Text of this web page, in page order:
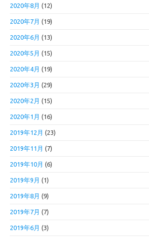
2020年8月 (12)
2020年7月 (19)
2020年6月 (13)
2020年5月 (15)
2020年4月 (19)
2020年3月 (29)
2020年2月 (15)
2020年1月 (16)
2019年12月 (23)
2019年11月 (7)
2019年10月 (6)
2019年9月 (1)
2019年8月 (9)
2019年7月 (7)
2019年6月 (3)